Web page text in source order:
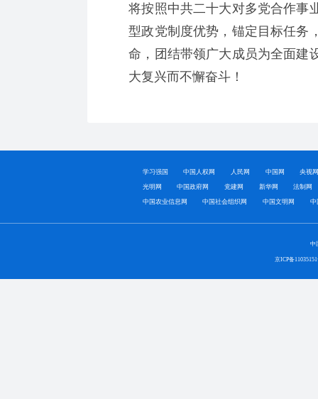
将按照中共二十大对多党合作事
型政党制度优势，锚定目标任务
命，团结带领广大成员为全面建
大复兴而不懈奋斗！
学习强国 中国人权网 人民网 中国网 央视
光明网 中国政府网 党建网 新华网 法制网
中国农业信息网 中国社会组织网 中国文明网 中
中
京ICP备